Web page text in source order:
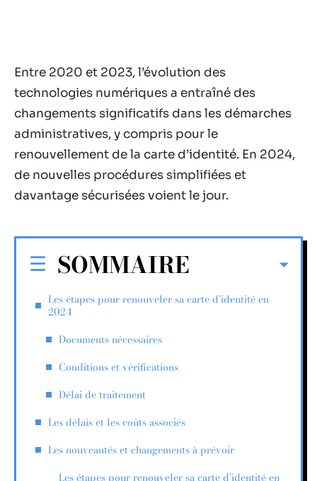
Entre 2020 et 2023, l’évolution des
technologies numériques a entraîné des
changements significatifs dans les démarches
administratives, y compris pour le
renouvellement de la carte d’identité. En 2024,
de nouvelles procédures simplifiées et
davantage sécurisées voient le jour.
SOMMAIRE
Les étapes pour renouveler sa carte d’identité en
2024
Documents nécessaires
Conditions et vérifications
Délai de traitement
Les délais et les coûts associés
Les nouveautés et changements à prévoir
Les étapes pour renouveler sa carte d’identité en